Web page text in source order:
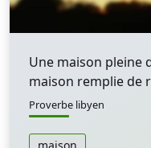
Une maison pleine
maison remplie de
Proverbe libyen
maison